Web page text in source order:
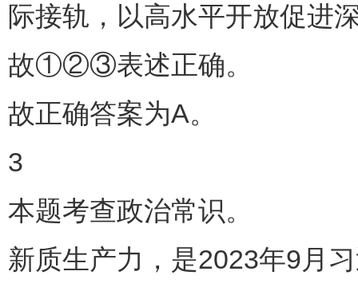
际接轨，以高水平开放促进
故①②③表述正确。
故正确答案为A。
3
本题考查政治常识。
新质生产力，是2023年9月